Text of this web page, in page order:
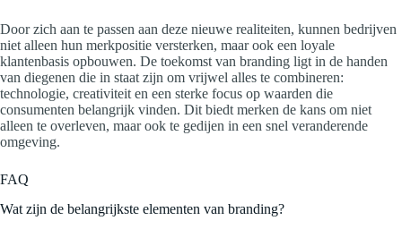
Door zich aan te passen aan deze nieuwe realiteiten, kunnen bedrijven
niet alleen hun merkpositie versterken, maar ook een loyale
klantenbasis opbouwen. De toekomst van branding ligt in de handen
van diegenen die in staat zijn om vrijwel alles te combineren:
technologie, creativiteit en een sterke focus op waarden die
consumenten belangrijk vinden. Dit biedt merken de kans om niet
alleen te overleven, maar ook te gedijen in een snel veranderende
omgeving.
FAQ
Wat zijn de belangrijkste elementen van branding?